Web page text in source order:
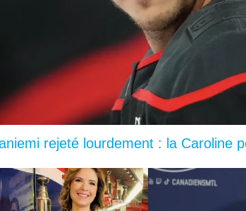
rejeté lourdement : la Caroline